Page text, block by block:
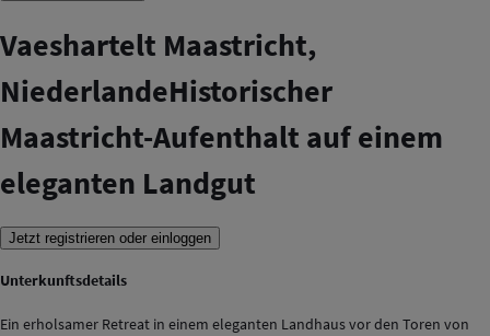
Vaeshartelt Maastricht,
NiederlandeHistorischer
Maastricht-Aufenthalt auf einem
eleganten Landgut
Jetzt registrieren oder einloggen
Unterkunftsdetails
Ein erholsamer Retreat in einem eleganten Landhaus vor den Toren von